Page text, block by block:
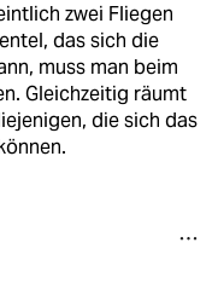
zwei Fliegen
das sich die
muss man beim
Gleichzeitig räumt
die sich das